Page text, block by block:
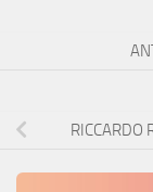
RICCARDO